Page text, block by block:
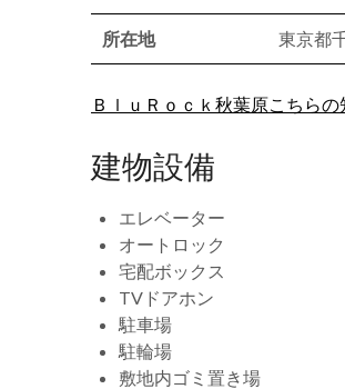
所在地 東京都
ＢｌｕＲｏｃｋ秋葉原こちらの
建物設備
エレベーター
オートロック
宅配ボックス
TVドアホン
駐車場
駐輪場
敷地内ゴミ置き場